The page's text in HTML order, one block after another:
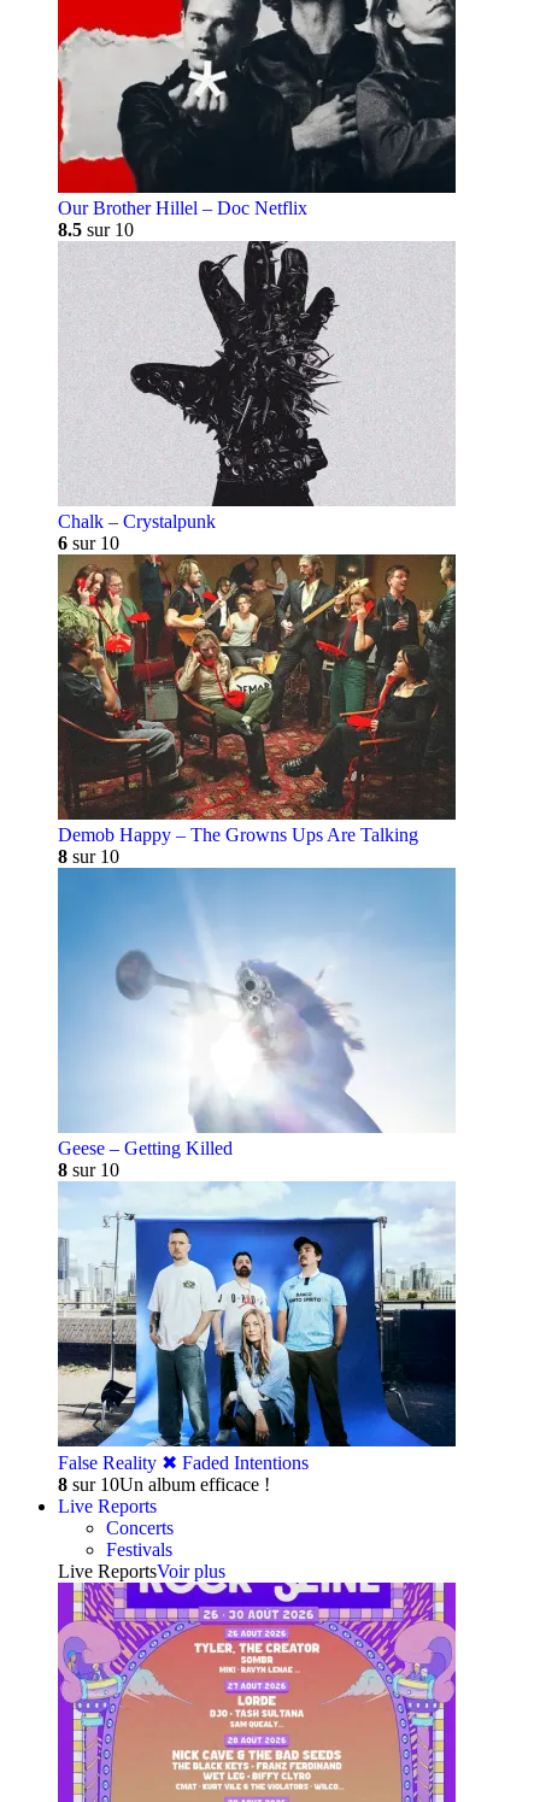
Our Brother Hillel – Doc Netflix
8.5 sur 10
Chalk – Crystalpunk
6 sur 10
Demob Happy – The Growns Ups Are Talking
8 sur 10
Geese – Getting Killed
8 sur 10
False Reality ✖︎ Faded Intentions
8 sur 10Un album efficace !
Live Reports
Concerts
Festivals
Live ReportsVoir plus